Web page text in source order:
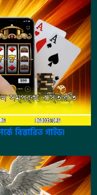
বিস্তারিত গাইড।